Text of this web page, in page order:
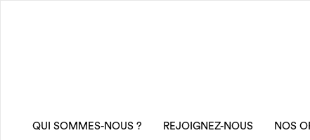
QUI SOMMES-NOUS ? REJOIGNEZ-NOUS NOS